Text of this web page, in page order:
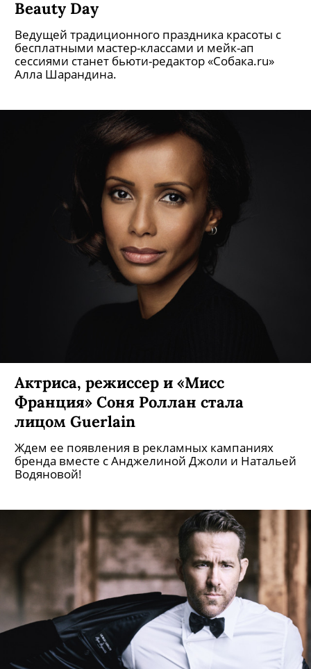
Beauty Day
Ведущей традиционного праздника красоты с
бесплатными мастер-классами и мейк-ап
сессиями станет бьюти-редактор «Собака.ru»
Алла Шарандина.
Актриса, режиссер и «Мисс
Франция» Соня Роллан стала
лицом Guerlain
Ждем ее появления в рекламных кампаниях
бренда вместе с Анджелиной Джоли и Натальей
Водяновой!